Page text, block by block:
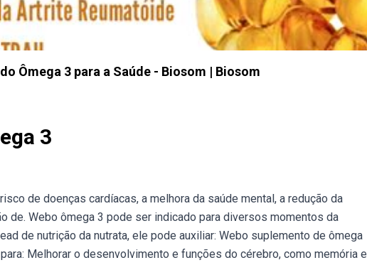
Ômega 3 para a Saúde - Biosom | Biosom
3
de doenças cardíacas, a melhora da saúde mental, a redução da
de. Webo ômega 3 pode ser indicado para diversos momentos da
de nutrição da nutrata, ele pode auxiliar: Webo suplemento de ômega
Melhorar o desenvolvimento e funções do cérebro, como memória e